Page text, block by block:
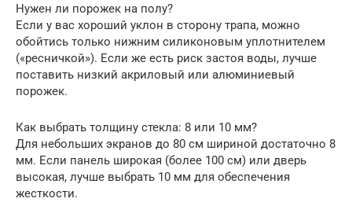
Нужен ли порожек на полу?
Если у вас хороший уклон в сторону трапа, можно
обойтись только нижним силиконовым уплотнителем
(«ресничкой»). Если же есть риск застоя воды, лучше
поставить низкий акриловый или алюминиевый
порожек.
Как выбрать толщину стекла: 8 или 10 мм?
Для небольших экранов до 80 см шириной достаточно 8
мм. Если панель широкая (более 100 см) или дверь
высокая, лучше выбрать 10 мм для обеспечения
жесткости.